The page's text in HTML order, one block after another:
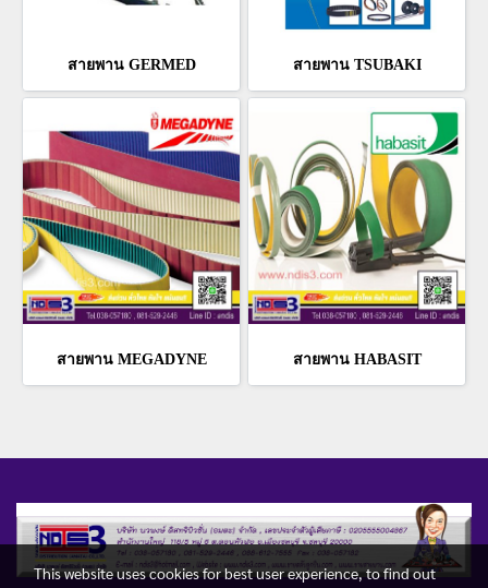
สายพาน GERMED สายพาน TSUBAKI
สายพาน MEGADYNE สายพาน HABASIT
This website uses cookies for best user experience, to find out